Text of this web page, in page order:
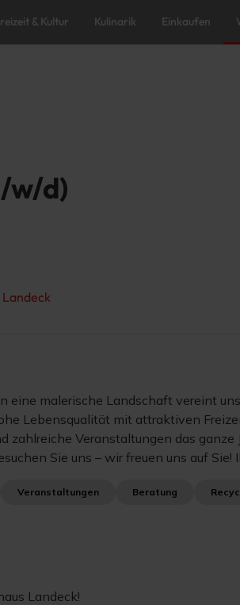
& Kultur Kulinarik Einkaufen
w/d)
malerische Landschaft vereint
Lebensqualität mit attraktiven
Veranstaltungen das
Sie uns – wir freuen uns auf
Veranstaltungen Beratung
Landeck!